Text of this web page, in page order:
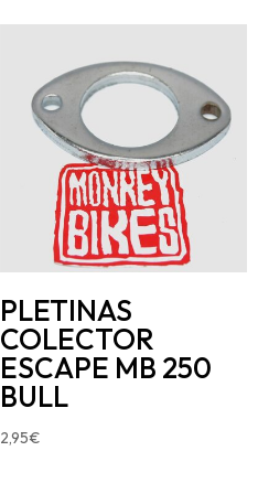
PLETINAS
COLECTOR
ESCAPE MB 250
BULL
2,95€